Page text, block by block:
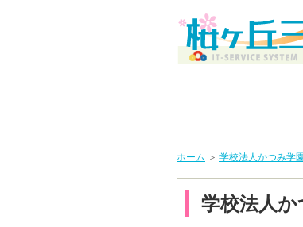
ホーム ＞ 学校法人かつみ学
学校法人